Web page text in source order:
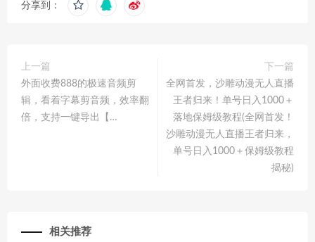
分享到：
上一篇
外面收费888的极速音频剪
辑，看着字幕剪音频，效率翻
倍，支持一键导出【…
下一篇
全网首发，沙雕动漫无人直播
王者归来！单号日入1000＋
落地保姆级教程(全网首发！
沙雕动漫无人直播王者归来，
单号日入1000＋保姆级教程
揭秘)
相关推荐